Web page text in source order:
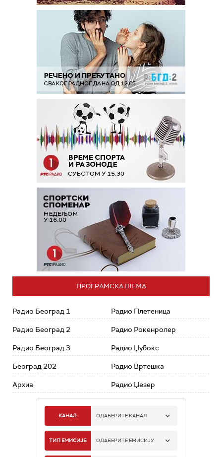
ПРОГРАМСКА ШЕМА
Радио Београд 1
Радио Београд 2
Радио Београд 3
Београд 202
Архив
Радио Плетеница
Радио Рокенролер
Радио Џубокс
Радио Вртешка
Радио Џезер
КАНАЛ: ОДАБЕРИТЕ КАНАЛ
РАДИО БЕОГРАД 1
ТИП ЕМИСИЈЕ: ОДАБЕРИТЕ ЕМИСИЈУ